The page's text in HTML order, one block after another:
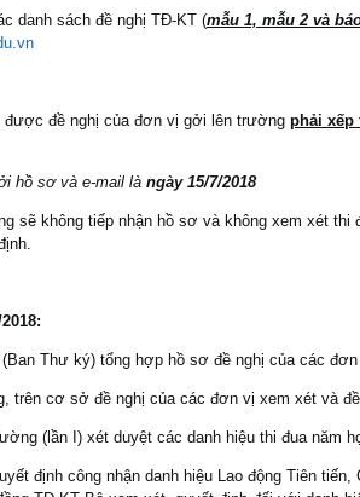
danh sách đề nghị TĐ-KT (mẫu 1, mẫu 2 và
được đề nghị của đơn vị gởi lên trường phải xếp
hồ sơ và e-mail là ngày 15/7/2018
sẽ không tiếp nhận hồ sơ và không xem xét
(Ban Thư ký) tổng hợp hồ sơ đề nghị của các
trên cơ sở đề nghị của các đơn vị xem xét và
(lần I) xét duyệt các danh hiệu thi đua năm
định công nhận danh hiệu Lao động Tiên